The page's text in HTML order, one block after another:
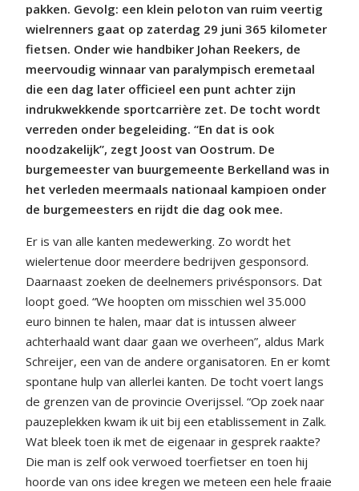
pakken. Gevolg: een klein peloton van ruim veertig
wielrenners gaat op zaterdag 29 juni 365 kilometer
fietsen. Onder wie handbiker Johan Reekers, de
meervoudig winnaar van paralympisch eremetaal
die een dag later officieel een punt achter zijn
indrukwekkende sportcarrière zet. De tocht wordt
verreden onder begeleiding. “En dat is ook
noodzakelijk”, zegt Joost van Oostrum. De
burgemeester van buurgemeente Berkelland was in
het verleden meermaals nationaal kampioen onder
de burgemeesters en rijdt die dag ook mee.
Er is van alle kanten medewerking. Zo wordt het
wielertenue door meerdere bedrijven gesponsord.
Daarnaast zoeken de deelnemers privésponsors. Dat
loopt goed. “We hoopten om misschien wel 35.000
euro binnen te halen, maar dat is intussen alweer
achterhaald want daar gaan we overheen”, aldus Mark
Schreijer, een van de andere organisatoren. En er komt
spontane hulp van allerlei kanten. De tocht voert langs
de grenzen van de provincie Overijssel. “Op zoek naar
pauzeplekken kwam ik uit bij een etablissement in Zalk.
Wat bleek toen ik met de eigenaar in gesprek raakte?
Die man is zelf ook verwoed toerfietser en toen hij
hoorde van ons idee kregen we meteen een hele fraaie